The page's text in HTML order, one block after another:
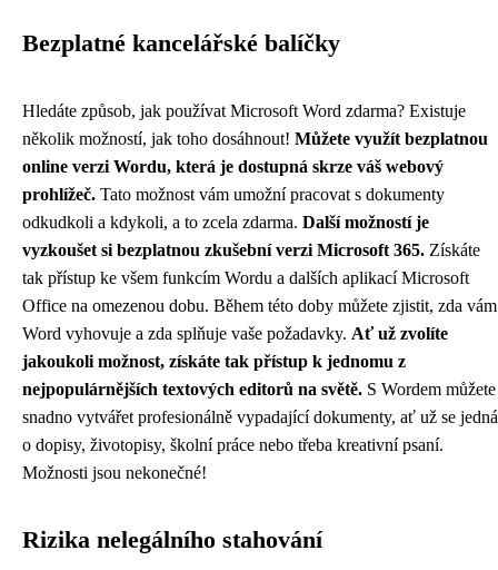
Bezplatné kancelářské balíčky
Hledáte způsob, jak používat Microsoft Word zdarma? Existuje
několik možností, jak toho dosáhnout! Můžete využít bezplatnou
online verzi Wordu, která je dostupná skrze váš webový
prohlížeč. Tato možnost vám umožní pracovat s dokumenty
odkudkoli a kdykoli, a to zcela zdarma. Další možností je
vyzkoušet si bezplatnou zkušební verzi Microsoft 365. Získáte
tak přístup ke všem funkcím Wordu a dalších aplikací Microsoft
Office na omezenou dobu. Během této doby můžete zjistit, zda vám
Word vyhovuje a zda splňuje vaše požadavky. Ať už zvolíte
jakoukoli možnost, získáte tak přístup k jednomu z
nejpopulárnějších textových editorů na světě. S Wordem můžete
snadno vytvářet profesionálně vypadající dokumenty, ať už se jedná
o dopisy, životopisy, školní práce nebo třeba kreativní psaní.
Možnosti jsou nekonečné!
Rizika nelegálního stahování